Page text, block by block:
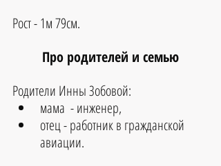
Рост - 1м 79см.
Про родителей и семью
Родители Инны Зобовой:
мама  - инженер,
отец - работник в гражданской
авиации.